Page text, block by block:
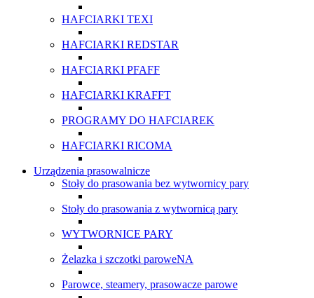
HAFCIARKI TEXI
HAFCIARKI REDSTAR
HAFCIARKI PFAFF
HAFCIARKI KRAFFT
PROGRAMY DO HAFCIAREK
HAFCIARKI RICOMA
Urządzenia prasowalnicze
Stoły do prasowania bez wytwornicy pary
Stoły do prasowania z wytwornicą pary
WYTWORNICE PARY
Żelazka i szczotki paroweNA
Parowce, steamery, prasowacze parowe